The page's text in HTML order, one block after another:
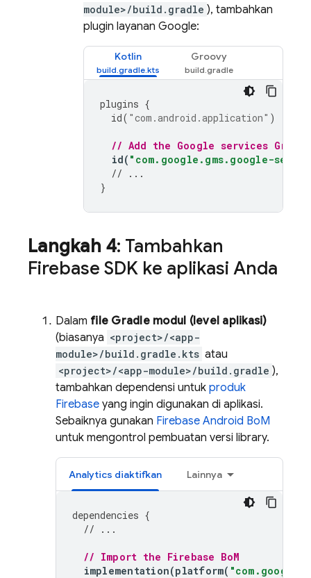
module>/build.gradle ), tambahkan
plugin layanan Google:
Kotlin Groovy
plugins {
id( "com.android.application" )
// Add the Google services
id( "com.google.gms.google-
// ...
}
Langkah 4: Tambahkan
Firebase SDK ke aplikasi Anda
Dalam file Gradle modul (level aplikasi)
(biasanya <project>/<app-
module>/build.gradle.kts atau
<project>/<app-module>/build.gradle ),
tambahkan dependensi untuk produk
Firebase yang ingin digunakan di aplikasi.
Sebaiknya gunakan Firebase Android BoM
untuk mengontrol pembuatan versi library.
Analytics diaktifkan Lainnya
dependencies {
// ...
// Import the Firebase BoM
implementation(platform(